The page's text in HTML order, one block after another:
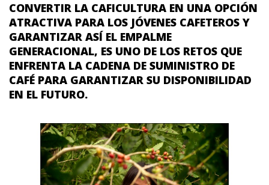
CONVERTIR LA CAFICULTURA EN UNA OPCIÓN
ATRACTIVA PARA LOS JÓVENES CAFETEROS Y
GARANTIZAR ASÍ EL EMPALME
GENERACIONAL, ES UNO DE LOS RETOS QUE
ENFRENTA LA CADENA DE SUMINISTRO DE
CAFÉ PARA GARANTIZAR SU DISPONIBILIDAD
EN EL FUTURO.